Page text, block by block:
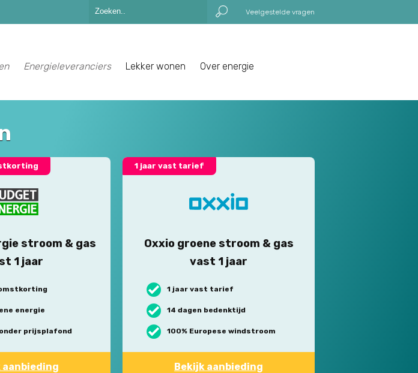
Veelgestelde vragen
Energieleveranciers Lekker wonen Over energie
stroom & gas
1 jaar
energie
prijsplafond
aanbieding
1 jaar vast tarief
Oxxio groene stroom & gas
vast 1 jaar
1 jaar vast tarief
14 dagen bedenktijd
100% Europese windstroom
Bekijk aanbieding